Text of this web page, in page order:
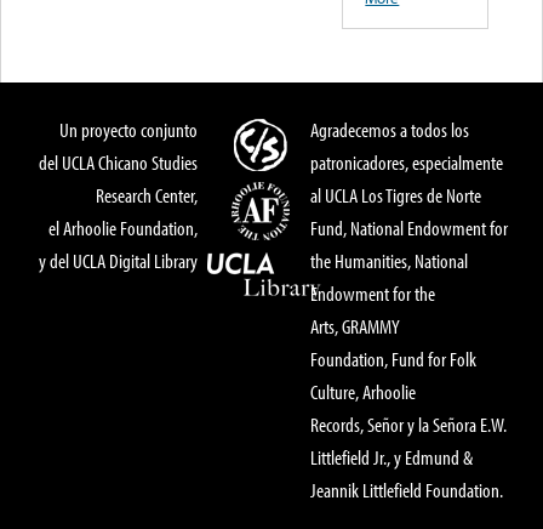
Un proyecto conjunto
del UCLA Chicano Studies
Research Center,
el Arhoolie Foundation,
y del UCLA Digital Library
Agradecemos a todos los
patronicadores, especialmente
al UCLA Los Tigres de Norte
Fund, National Endowment for
the Humanities, National
Endowment for the
Arts, GRAMMY
Foundation, Fund for Folk
Culture, Arhoolie
Records, Señor y la Señora E.W.
Littlefield Jr., y Edmund &
Jeannik Littlefield Foundation.